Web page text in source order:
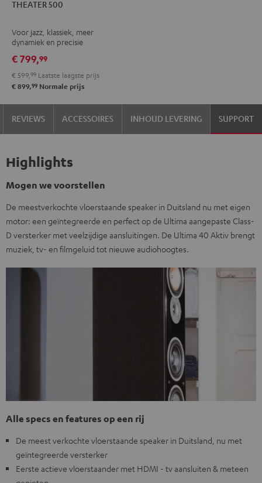
500
THEATER 500
Voor jazz, klassiek, meer
dynamiek en precisie
€ 799,99
€ 599, 99 Laatste laagste prijs
€ 899,99 Normale prijs
REVIEWS ACCESSOIRES INHOUD LEVERING SUPPORT
Highlights
Mogen we voorstellen
De meestverkochte vloerstaande speaker in Duitsland nu met eigen
motor: een geïntegreerde en perfect op de Ultima aangepaste Class-
D versterker met veelzijdige aansluitingen. De Ultima 40 Aktiv brengt
muziek, tv- en filmgeluid tot nieuwe audiohoogtes.
Alle specs en features op een rij
De meest verkochte vloerstaande speaker in Duitsland, nu met
geïntegreerde versterker
Eerste actieve vloerstaander met HDMI - tv aansluiten & meteen